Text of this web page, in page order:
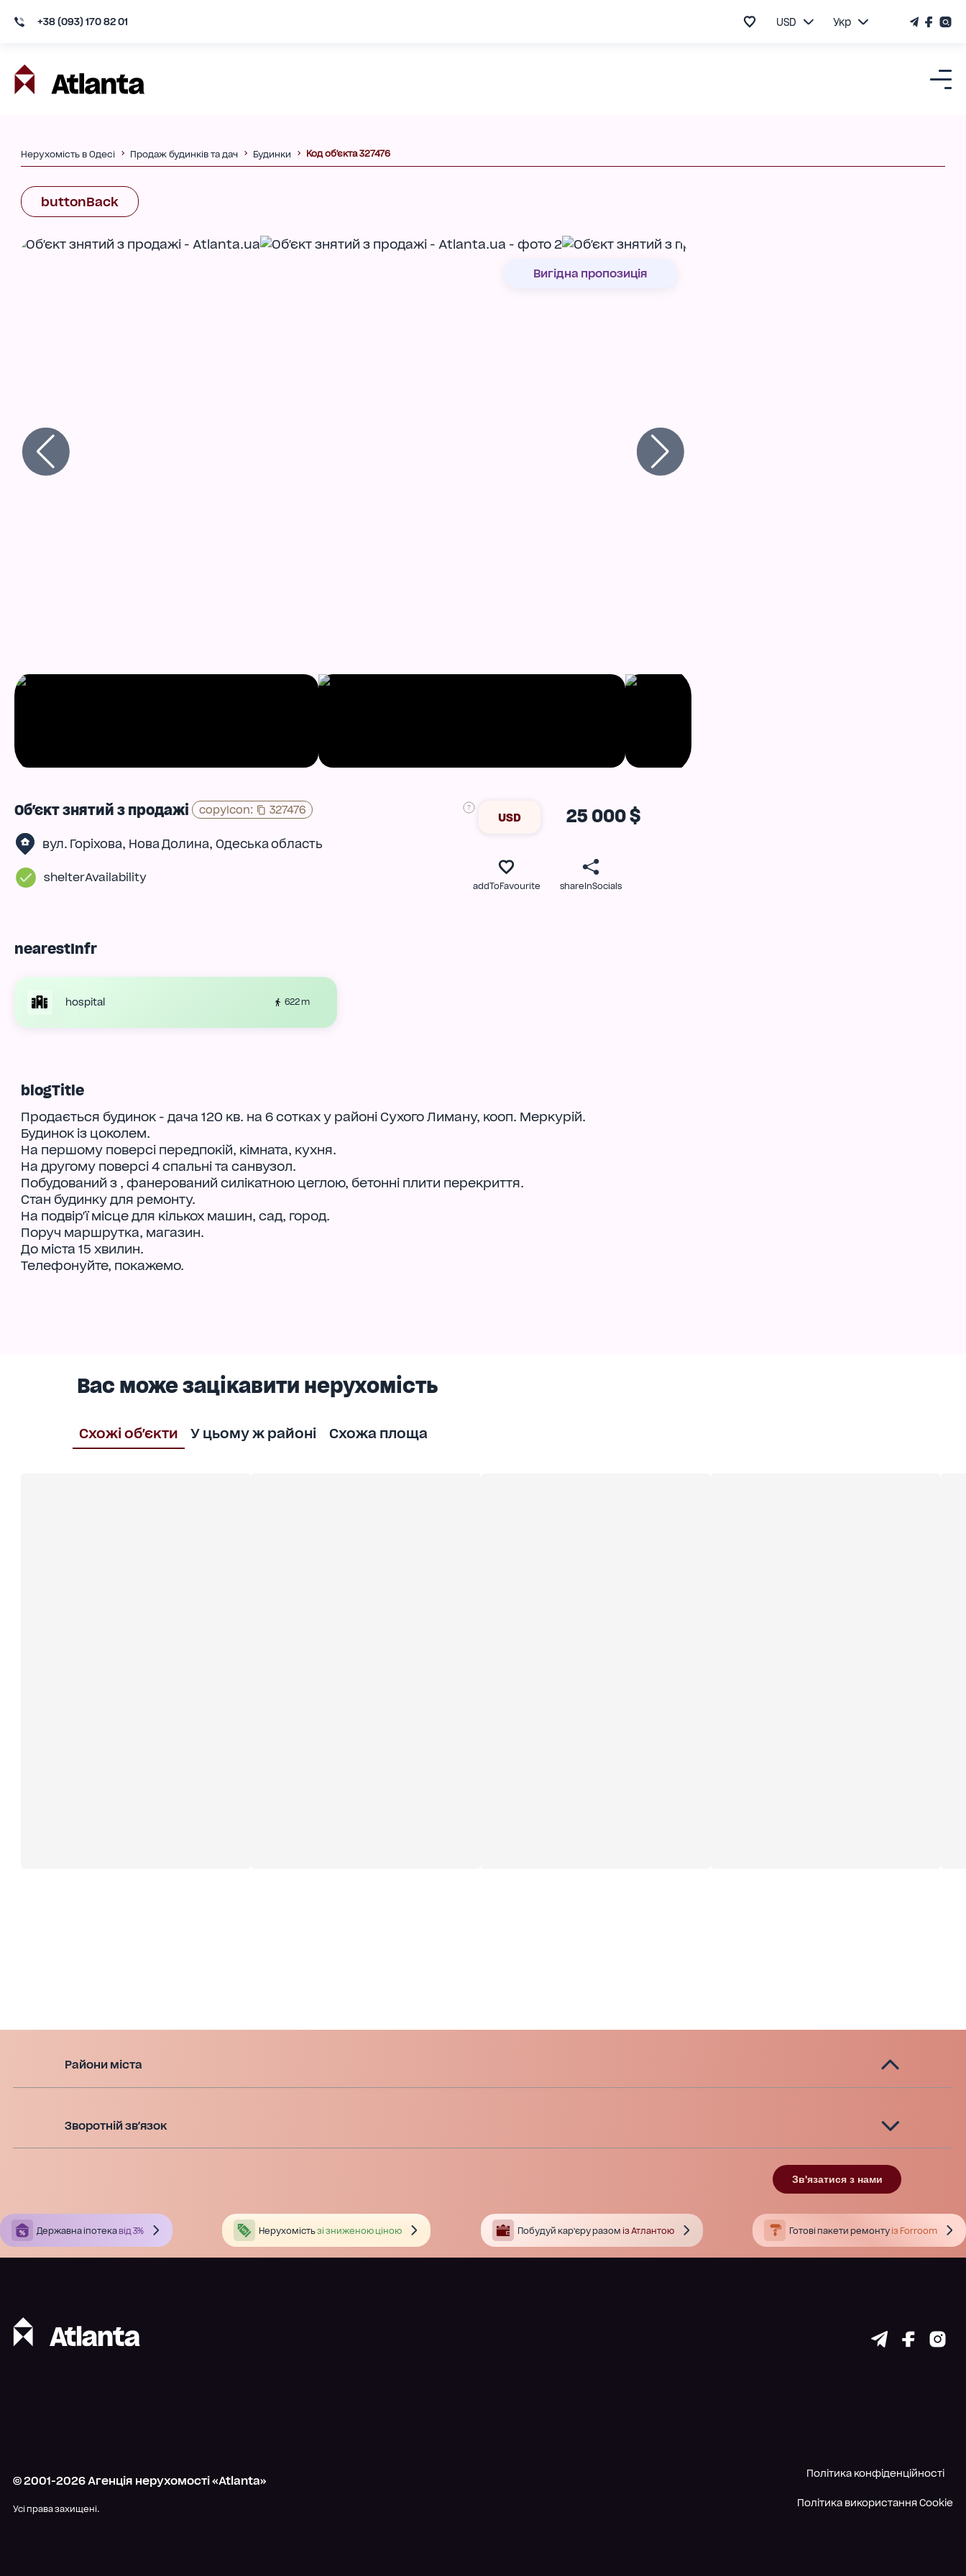
+38 (093) 170 82 01 USD Укр
Нерухомість в Одесі Продаж будинків та дач Будинки Код об'єкта 327476
buttonBack
Вигідна пропозиція
Об'єкт знятий з продажі copyIcon: 327476
вул. Горіхова, Нова Долина, Одеська область
shelterAvailability
USD 25 000 $
addToFavourite shareInSocials
nearestInfr
hospital 622 m
blogTitle
Продається будинок - дача 120 кв. на 6 сотках у районі Сухого Лиману, кооп. Меркурій.
Будинок із цоколем.
На першому поверсі передпокій, кімната, кухня.
На другому поверсі 4 спальні та санвузол.
Побудований з , фанерований силікатною цеглою, бетонні плити перекриття.
Стан будинку для ремонту.
На подвір'ї місце для кількох машин, сад, город.
Поруч маршрутка, магазин.
До міста 15 хвилин.
Телефонуйте, покажемо.
Вас може зацікавити нерухомість
Схожі об'єкти У цьому ж районі Схожа площа
Райони міста
Зворотній зв'язок
Зв'язатися з нами
Державна іпотека від 3% Нерухомістьзі зниженою ціною Побудуй кар’єру разом із Атлантою Готові пакети ремонтуіз Forroom
© 2001-2026Агенція нерухомості «Atlanta»
Усі права захищені.
Політика конфіденційності
Політика використання Cookie